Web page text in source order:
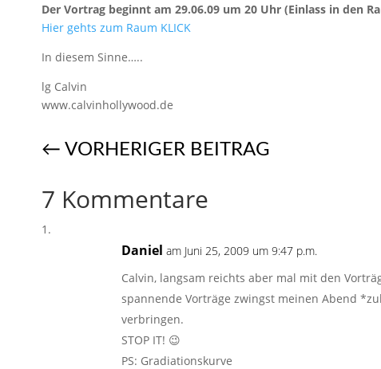
Der Vortrag beginnt am 29.06.09 um 20 Uhr (Einlass in den
Hier gehts zum Raum KLICK
In diesem Sinne…..
lg Calvin
www.calvinhollywood.de
← VORHERIGER BEITRAG
7 Kommentare
Daniel am Juni 25, 2009 um 9:47 p.m.
Calvin, langsam reichts aber mal mit den
spannende Vorträge zwingst meinen Abend
verbringen.
STOP IT! 😉
PS: Gradiationskurve